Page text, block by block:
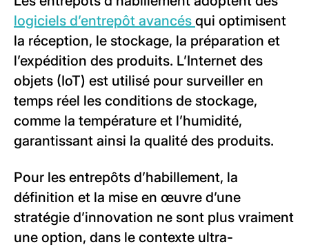
logiciels d’entrepôt avancés qui optimisent
la réception, le stockage, la préparation et
l’expédition des produits. L’Internet des
objets (IoT) est utilisé pour surveiller en
temps réel les conditions de stockage,
comme la température et l’humidité,
garantissant ainsi la qualité des produits.
Pour les entrepôts d’habillement, la
définition et la mise en œuvre d’une
stratégie d’innovation ne sont plus vraiment
une option, dans le contexte ultra-